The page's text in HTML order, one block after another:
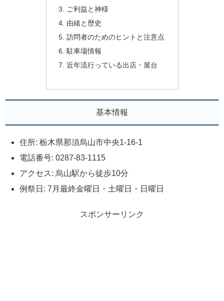
ご利益と神様
由緒と歴史
訪問者のためのヒントと注意点
駐車場情報
近年流行っている出店・屋台
基本情報
住所: 栃木県那須烏山市中央1-16-1
電話番号: 0287-83-1115
アクセス: 烏山駅から徒歩10分
例祭日: 7月最終金曜日・土曜日・日曜日
スポンサーリンク